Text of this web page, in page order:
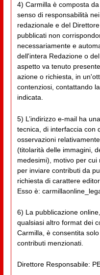
4) Carmilla è composta
senso di responsabilità
redazionale e del
pubblicati non
necessariamente e
dell'intera Redazione o
aspetto va tenuto
azione o richiesta, in
contenziosi, contattando
indicata.
5) L’indirizzo e-mail ha
tecnica, di interfaccia con
osservazioni
(titolarità delle immagini,
medesimi), motivo per
per inviare contributi da
richiesta di carattere
Esso è:
6) La pubblicazione
qualsiasi altro format dei
Carmilla, è consentita
contributi menzionati.
Direttore Responsabile: